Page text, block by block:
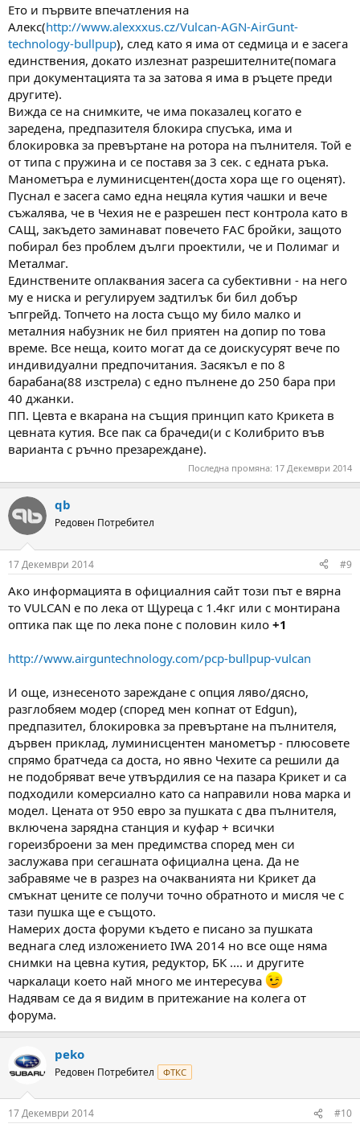
Eто и първите впечатления на
Алекс(http://www.alexxxus.cz/Vulcan-AGN-AirGunt-
technology-bullpup), след като я има от седмица и е засега
единствения, докато излезнат разрешителните(помага
при документацията та за затова я има в ръцете преди
другите).
Вижда се на снимките, че има показалец когато е
заредена, предпазителя блокира спусъка, има и
блокировка за превъртане на ротора на пълнителя. Той е
от типа с пружина и се поставя за 3 сек. с едната ръка.
Манометъра е луминисцентен(доста хора ще го оценят).
Пуснал е засега само една нецяла кутия чашки и вече
съжалява, че в Чехия не е разрешен пест контрола като в
САЩ, закъдето заминават повечето FAC бройки, защото
побирал без проблем дълги проектили, че и Полимаг и
Металмаг.
Единствените оплаквания засега са субективни - на него
му е ниска и регулируем задтилък би бил добър
ъпгрейд. Топчето на лоста също му било малко и
металния набузник не бил приятен на допир по това
време. Все неща, които могат да се доискусурят вече по
индивидуални предпочитания. Засякъл е по 8
барабана(88 изстрела) с едно пълнене до 250 бара при
40 джанки.
ПП. Цевта е вкарана на същия принцип като Крикета в
цевната кутия. Все пак са брачеди(и с Колибрито във
варианта с ръчно презареждане).
Последна промяна: 17 Декември 2014
qb
Редовен Потребител
17 Декември 2014 #9
Ако информацията в официалния сайт този път е вярна
то VULCAN е по лека от Щуреца с 1.4кг или с монтирана
оптика пак ще по лека поне с половин кило +1
http://www.airguntechnology.com/pcp-bullpup-vulcan
И още, изнесеното зареждане с опция ляво/дясно,
разглобяем модер (според мен копнат от Edgun),
предпазител, блокировка за превъртане на пълнителя,
дървен приклад, луминисцентен манометър - плюсовете
спрямо братчеда са доста, но явно Чехите са решили да
не подобряват вече утвърдилия се на пазара Крикет и са
подходили комерсиално като са направили нова марка и
модел. Цената от 950 евро за пушката с два пълнителя,
включена зарядна станция и куфар + всички
гореизброени за мен предимства според мен си
заслужава при сегашната официална цена. Да не
забравяме че в разрез на очакванията ни Крикет да
смъкнат цените се получи точно обратното и мисля че с
тази пушка ще е същото.
Намерих доста форуми където е писано за пушката
веднага след изложението IWA 2014 но все още няма
снимки на цевна кутия, редуктор, БК .... и другите
чаркалаци което най много ме интересува
Надявам се да я видим в притежание на колега от
форума.
peko
Редовен Потребител ФТКС
17 Декември 2014 #10